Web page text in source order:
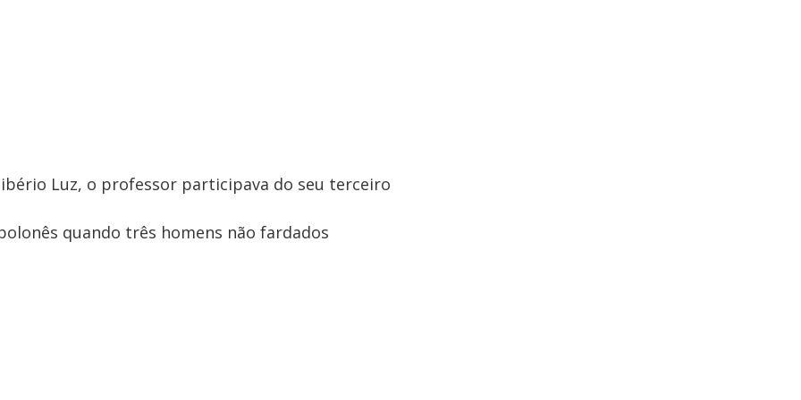
Luz, o professor participava do seu terceiro
quando três homens não fardados